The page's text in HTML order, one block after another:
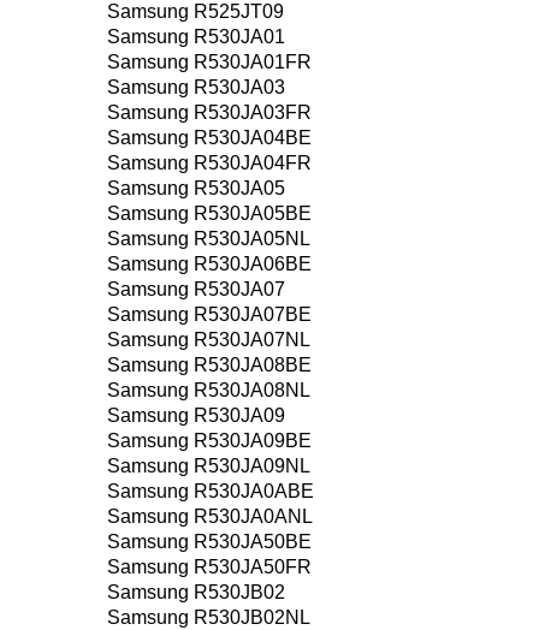
Samsung R525JT09
Samsung R530JA01
Samsung R530JA01FR
Samsung R530JA03
Samsung R530JA03FR
Samsung R530JA04BE
Samsung R530JA04FR
Samsung R530JA05
Samsung R530JA05BE
Samsung R530JA05NL
Samsung R530JA06BE
Samsung R530JA07
Samsung R530JA07BE
Samsung R530JA07NL
Samsung R530JA08BE
Samsung R530JA08NL
Samsung R530JA09
Samsung R530JA09BE
Samsung R530JA09NL
Samsung R530JA0ABE
Samsung R530JA0ANL
Samsung R530JA50BE
Samsung R530JA50FR
Samsung R530JB02
Samsung R530JB02NL